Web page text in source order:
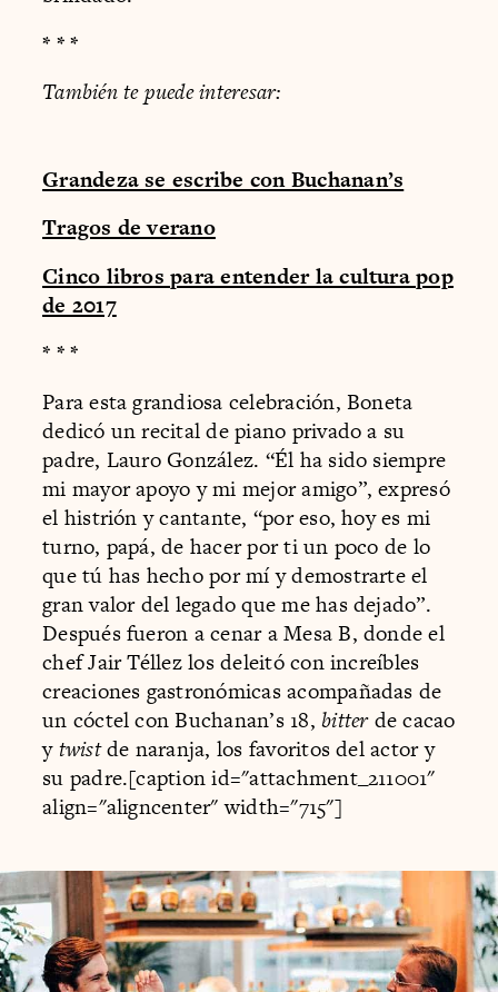
* * *
También te puede interesar:
Grandeza se escribe con Buchanan’s
Tragos de verano
Cinco libros para entender la cultura pop
de 2017
* * *
Para esta grandiosa celebración, Boneta
dedicó un recital de piano privado a su
padre, Lauro González. “Él ha sido siempre
mi mayor apoyo y mi mejor amigo”, expresó
el histrión y cantante, “por eso, hoy es mi
turno, papá, de hacer por ti un poco de lo
que tú has hecho por mí y demostrarte el
gran valor del legado que me has dejado”.
Después fueron a cenar a Mesa B, donde el
chef Jair Téllez los deleitó con increíbles
creaciones gastronómicas acompañadas de
un cóctel con Buchanan’s 18,bitterde cacao
ytwistde naranja, los favoritos del actor y
su padre.[caption id="attachment_211001"
align="aligncenter" width="715"]